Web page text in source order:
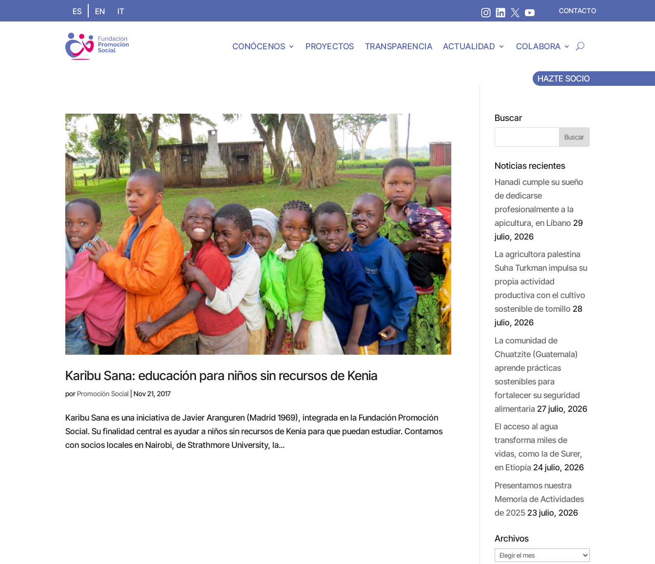
ES EN IT CONTACTO
CONÓCENOS PROYECTOS TRANSPARENCIA ACTUALIDAD COLABORA
HAZTE SOCIO
Karibu Sana: educación para niños sin recursos de Kenia
porPromoción Social |Nov 21, 2017
Karibu Sana es una iniciativa de Javier Aranguren (Madrid 1969), integrada en la Fundación Promoción
Social. Su finalidad central es ayudar a niños sin recursos de Kenia para que puedan estudiar. Contamos
con socios locales en Nairobi, de Strathmore University, la...
Buscar
Noticias recientes
Hanadi cumple su sueño
de dedicarse
profesionalmente a la
apicultura, en Líbano 29
julio, 2026
La agricultora palestina
Suha Turkman impulsa su
propia actividad
productiva con el cultivo
sostenible de tomillo 28
julio, 2026
La comunidad de
Chuatzite (Guatemala)
aprende prácticas
sostenibles para
fortalecer su seguridad
alimentaria 27 julio, 2026
El acceso al agua
transforma miles de
vidas, como la de Surer,
en Etiopía 24 julio, 2026
Presentamos nuestra
Memoria de Actividades
de 2025 23 julio, 2026
Archivos
Archivos